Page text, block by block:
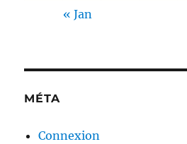
« Jan
MÉTA
Connexion